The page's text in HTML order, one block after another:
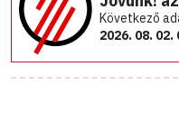
Következő
2026. 08. 02.